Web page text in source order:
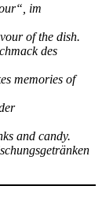
im
of the dish.
des
memories of
and candy.